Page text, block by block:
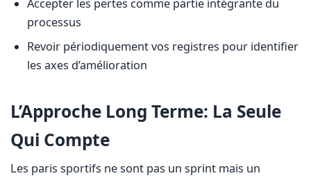
Accepter les pertes comme partie intégrante du
processus
Revoir périodiquement vos registres pour identifier
les axes d’amélioration
L’Approche Long Terme: La Seule
Qui Compte
Les paris sportifs ne sont pas un sprint mais un